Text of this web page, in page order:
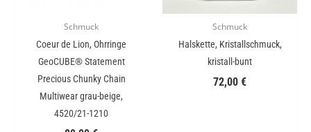
Schmuck
Coeur de Lion, Ohrringe
GeoCUBE® Statement
Precious Chunky Chain
Multiwear grau-beige,
4520/21-1210
Schmuck
Halskette, Kristallschmuck,
kristall-bunt
72,00 €